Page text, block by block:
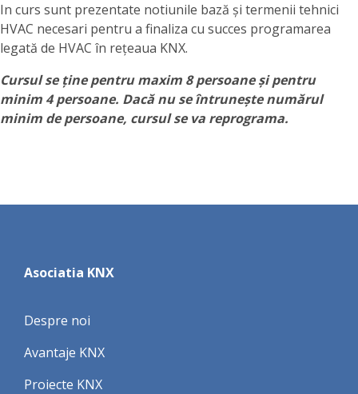
In curs sunt prezentate notiunile bază și termenii tehnici
HVAC necesari pentru a finaliza cu succes programarea
legată de HVAC în rețeaua KNX.
Cursul se ține pentru maxim 8 persoane și pentru
minim 4 persoane. Dacă nu se întrunește numărul
minim de persoane, cursul se va reprograma.
Asociatia KNX
Despre noi
Avantaje KNX
Proiecte KNX